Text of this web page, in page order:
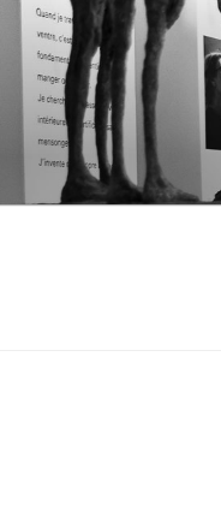
Aller
contenu
principal